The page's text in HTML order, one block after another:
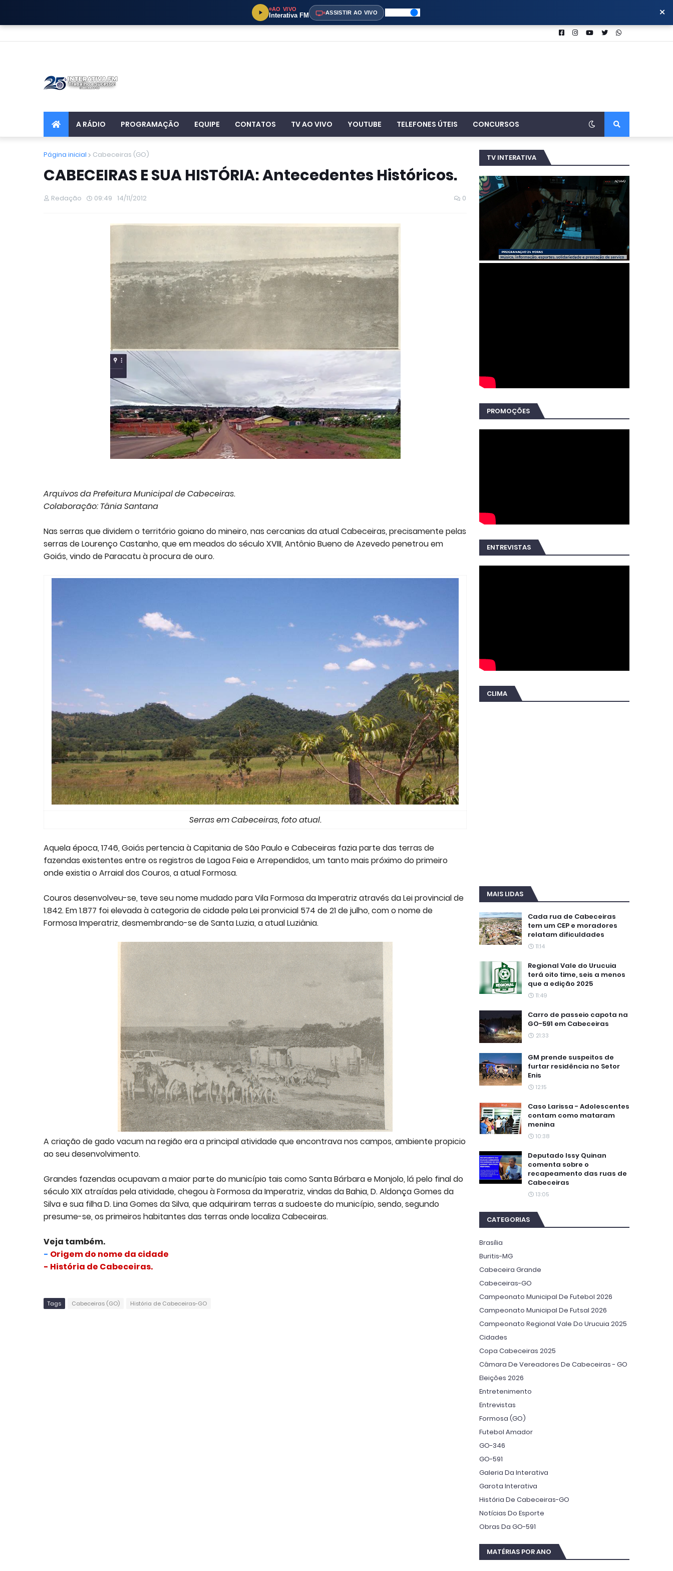
AO VIVO
Interativa FM ASSISTIR AO VIVO ×
A RÁDIO PROGRAMAÇÃO EQUIPE CONTATOS TV AO VIVO YOUTUBE TELEFONES ÚTEIS CONCURSOS
Página inicial Cabeceiras (GO)
CABECEIRAS E SUA HISTÓRIA: Antecedentes Históricos.
Redação 09:49 14/11/2012 0
Arquivos da Prefeitura Municipal de Cabeceiras.
Colaboração: Tânia Santana
Nas serras que dividem o território goiano do mineiro, nas cercanias da atual Cabeceiras, precisamente pelas
serras de Lourenço Castanho, que em meados do século XVIII, Antônio Bueno de Azevedo penetrou em
Goiás, vindo de Paracatu à procura de ouro.
Serras em Cabeceiras, foto atual.
Aquela época, 1746, Goiás pertencia à Capitania de São Paulo e Cabeceiras fazia parte das terras de
fazendas existentes entre os registros de Lagoa Feia e Arrependidos, um tanto mais próximo do primeiro
onde existia o Arraial dos Couros, a atual Formosa.
Couros desenvolveu-se, teve seu nome mudado para Vila Formosa da Imperatriz através da Lei provincial de
1.842. Em 1.877 foi elevada à categoria de cidade pela Lei pronvicial 574 de 21 de julho, com o nome de
Formosa Imperatriz, desmembrando-se de Santa Luzia, a atual Luziânia.
A criação de gado vacum na região era a principal atividade que encontrava nos campos, ambiente propicio
ao seu desenvolvimento.
Grandes fazendas ocupavam a maior parte do município tais como Santa Bárbara e Monjolo, lá pelo final do
século XIX atraídas pela atividade, chegou à Formosa da Imperatriz, vindas da Bahia, D. Aldonça Gomes da
Silva e sua filha D. Lina Gomes da Silva, que adquiriram terras a sudoeste do município, sendo, segundo
presume-se, os primeiros habitantes das terras onde localiza Cabeceiras.
Veja também.
- Origem do nome da cidade
- História de Cabeceiras.
Tags Cabeceiras (GO) História de Cabeceiras-GO
TV INTERATIVA
PROMOÇÕES
ENTREVISTAS
CLIMA
MAIS LIDAS
Cada rua de Cabeceiras
tem um CEP e moradores
relatam dificuldades
11:14
Regional Vale do Urucuia
terá oito time, seis a menos
que a edição 2025
11:49
Carro de passeio capota na
GO-591 em Cabeceiras
21:33
GM prende suspeitos de
furtar residência no Setor
Enis
12:15
Caso Larissa - Adolescentes
contam como mataram
menina
10:38
Deputado Issy Quinan
comenta sobre o
recapeamento das ruas de
Cabeceiras
13:05
CATEGORIAS
Brasília
Buritis-MG
Cabeceira Grande
Cabeceiras-GO
Campeonato Municipal De Futebol 2026
Campeonato Municipal De Futsal 2026
Campeonato Regional Vale Do Urucuia 2025
Cidades
Copa Cabeceiras 2025
Câmara De Vereadores De Cabeceiras - GO
Eleições 2026
Entretenimento
Entrevistas
Formosa (GO)
Futebol Amador
GO-346
GO-591
Galeria Da Interativa
Garota Interativa
História De Cabeceiras-GO
Notícias Do Esporte
Obras Da GO-591
MATÉRIAS POR ANO